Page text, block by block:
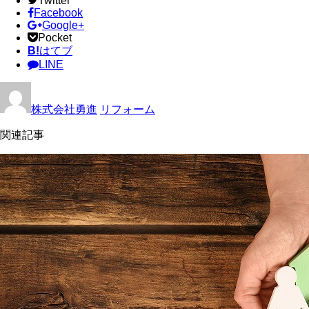
Facebook
Google+
Pocket
B!はてブ
LINE
株式会社勇進 リフォーム
関連記事